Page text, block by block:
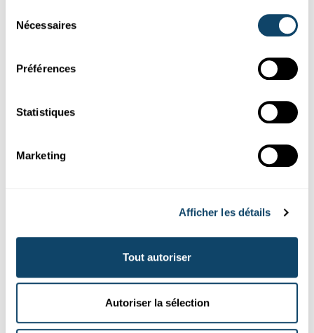
Nécessaires
Préférences
Statistiques
Marketing
Afficher les détails
Tout autoriser
Autoriser la sélection
refusé les cookies liés aux réseaux sociaux.
Suivez le monde de la science et de